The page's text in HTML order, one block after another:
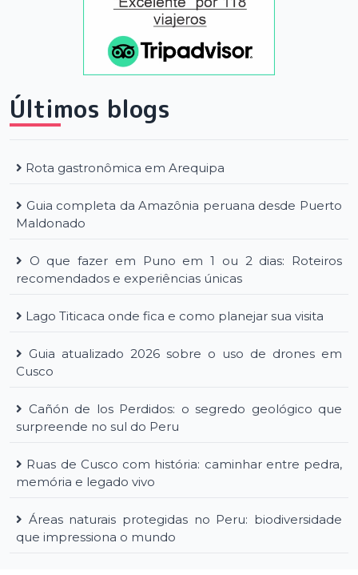
Últimos blogs
Rota gastronômica em Arequipa
Guia completa da Amazônia peruana desde Puerto
Maldonado
O que fazer em Puno em 1 ou 2 dias: Roteiros
recomendados e experiências únicas
Lago Titicaca onde fica e como planejar sua visita
Guia atualizado 2026 sobre o uso de drones em
Cusco
Cañón de los Perdidos: o segredo geológico que
surpreende no sul do Peru
Ruas de Cusco com história: caminhar entre pedra,
memória e legado vivo
Áreas naturais protegidas no Peru: biodiversidade
que impressiona o mundo